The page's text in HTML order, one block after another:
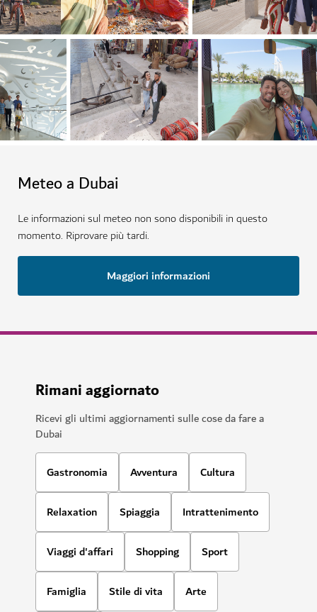
Meteo a Dubai
Le informazioni sul meteo non sono disponibili in questo
momento. Riprovare più tardi.
Maggiori informazioni
Rimani aggiornato
Ricevi gli ultimi aggiornamenti sulle cose da fare a
Dubai
Gastronomia Avventura Cultura
Relaxation Spiaggia Intrattenimento
Viaggi d'affari Shopping Sport
Famiglia Stile di vita Arte